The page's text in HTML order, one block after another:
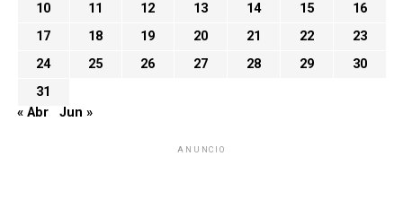
10
11 12 13 14 15
16
17
18 19 20 21 22
23
24
25 26 27 28 29
30
31
« Abr
Jun »
ANUNCIO